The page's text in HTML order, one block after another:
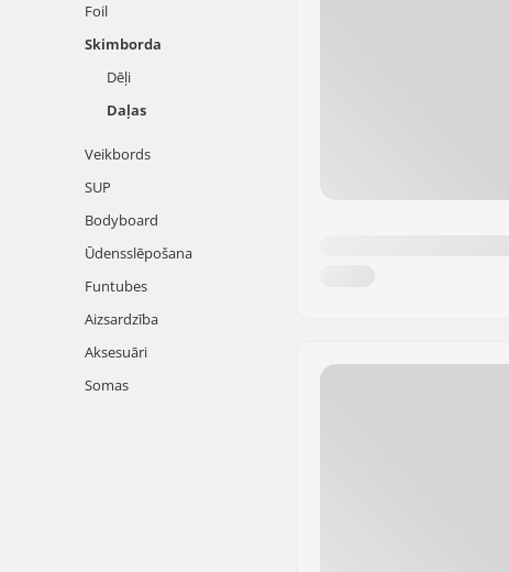
Foil
Skimborda
Dēļi
Daļas
Veikbords
SUP
Bodyboard
Ūdensslēpošana
Funtubes
Aizsardzība
Aksesuāri
Somas